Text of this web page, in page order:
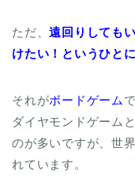
ただ、遠回りしても
けたい！というひと
それがボードゲーム
ダイヤモンドゲーム
のが多いですが、世
れています。